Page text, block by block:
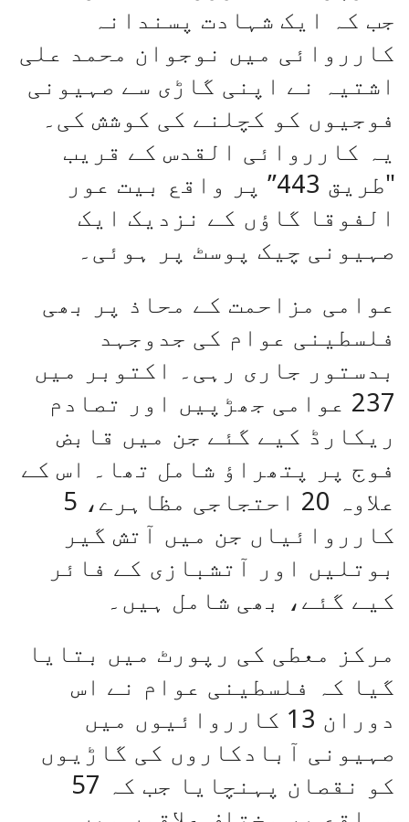
جب کہ ایک شہادت پسندانہ
کارروائی میں نوجوان محمد علی
اشتیہ نے اپنی گاڑی سے صہیونی
فوجیوں کو کچلنے کی کوشش کی۔
یہ کارروائی القدس کے قریب
"طریق 443” پر واقع بیت عور
الفوقا گاؤں کے نزدیک ایک
صہیونی چیک پوسٹ پر ہوئی۔
عوامی مزاحمت کے محاذ پر بھی
فلسطینی عوام کی جدوجہد
بدستور جاری رہی۔ اکتوبر میں
237 عوامی جھڑپیں اور تصادم
ریکارڈ کیے گئے جن میں قابض
فوج پر پتھراؤ شامل تھا۔ اس کے
علاوہ 20 احتجاجی مظاہرے، 5
کارروائیاں جن میں آتش گیر
بوتلیں اور آتشبازی کے فائر
کیے گئے، بھی شامل ہیں۔
مرکز معطی کی رپورٹ میں بتایا
گیا کہ فلسطینی عوام نے اس
دوران 13 کارروائیوں میں
صہیونی آبادکاروں کی گاڑیوں
کو نقصان پہنچایا جب کہ 57